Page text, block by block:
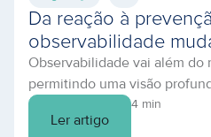
Da reação à
observabilidade
infraestrutura em
Observabilidade vai além do
permitindo uma visão
sistemas. Descubra como
sua TI.Ler artigo
4 min